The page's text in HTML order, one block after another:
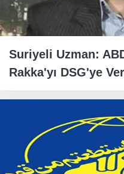
Suriyeli Uzman:
Rakka'yı DSG'ye